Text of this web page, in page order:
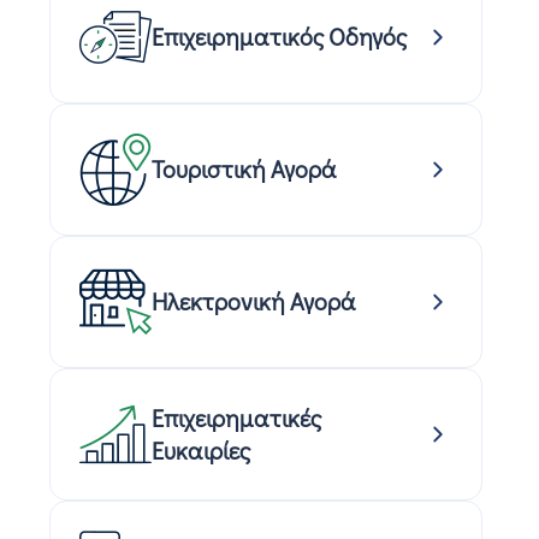
Επιχειρηματικός Οδηγός
Τουριστική Αγορά
Ηλεκτρονική Αγορά
Επιχειρηματικές
Ευκαιρίες